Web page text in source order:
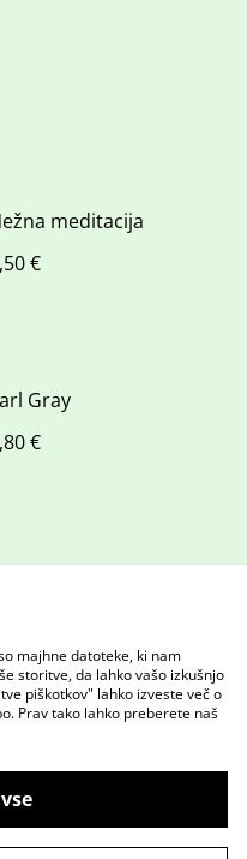
meditacija
€
Gray
€
Pravni pogoji
o piškotkih
majhne datoteke, ki nam
storitve, da lahko vašo izkušnjo
piškotkov" lahko izveste več o
Prav tako lahko preberete naš